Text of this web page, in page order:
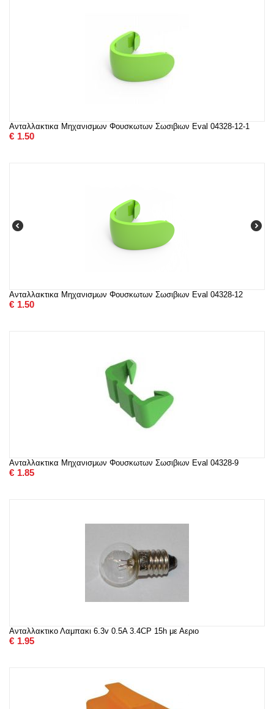
Ανταλλακτικα Μηχανισμων Φουσκωτων Σωσιβιων Eval 04328-12-1
€ 1.50
Ανταλλακτικα Μηχανισμων Φουσκωτων Σωσιβιων Eval 04328-12
€ 1.50
Ανταλλακτικα Μηχανισμων Φουσκωτων Σωσιβιων Eval 04328-9
€ 1.85
Ανταλλακτικο Λαμπακι 6.3v 0.5A 3.4CP 15h με Αεριο
€ 1.95